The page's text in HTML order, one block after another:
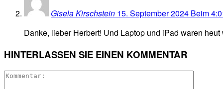
Gisela Kirschstein 15. September 2024 Beim
Danke, lieber Herbert! Und Laptop und iPad waren
HINTERLASSEN SIE EINEN KOMMENTAR